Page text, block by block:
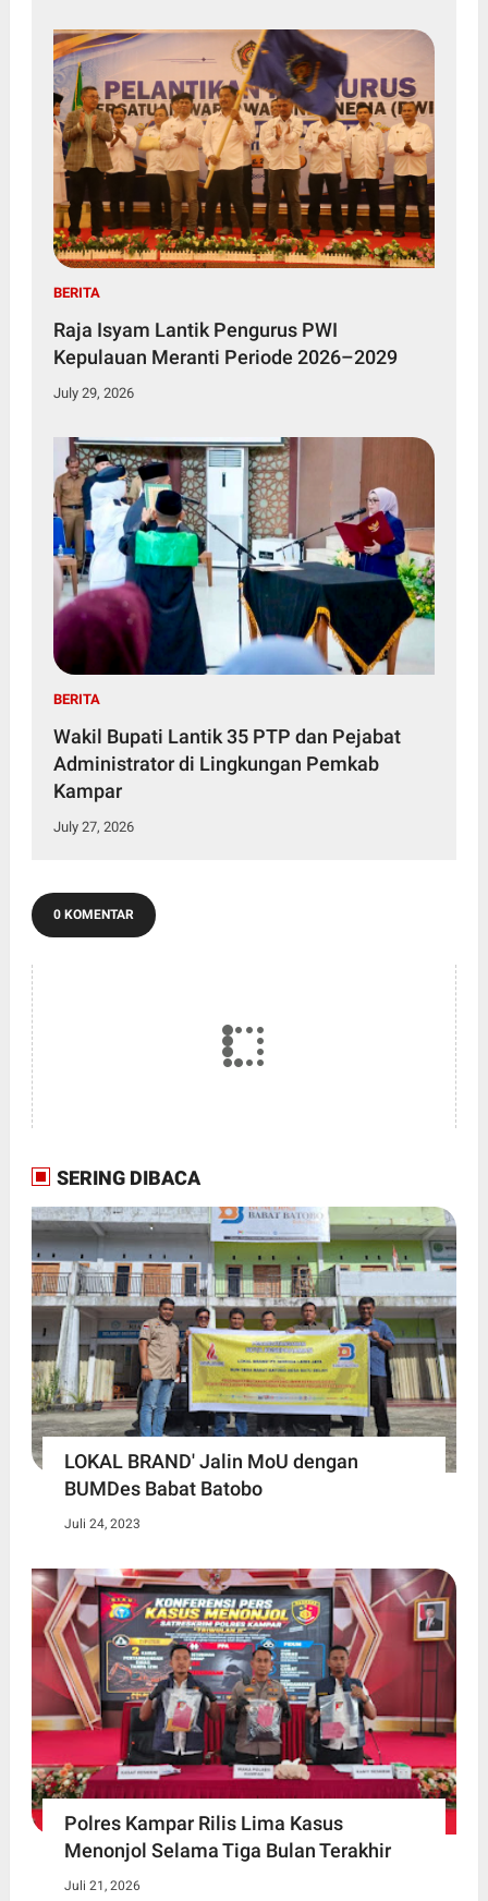
BERITA
Raja Isyam Lantik Pengurus PWI
Kepulauan Meranti Periode 2026–2029
July 29, 2026
BERITA
Wakil Bupati Lantik 35 PTP dan Pejabat
Administrator di Lingkungan Pemkab
Kampar
July 27, 2026
0 KOMENTAR
SERING DIBACA
LOKAL BRAND' Jalin MoU dengan
BUMDes Babat Batobo
Juli 24, 2023
Polres Kampar Rilis Lima Kasus
Menonjol Selama Tiga Bulan Terakhir
Juli 21, 2026